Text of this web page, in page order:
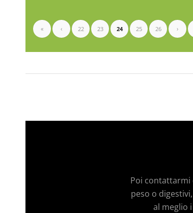
« ‹ 22 23 24 25 26 ›
Poi
peso o
al meglio